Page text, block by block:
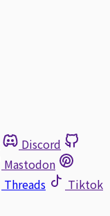
Discord
Mastodon
Threads
Tiktok